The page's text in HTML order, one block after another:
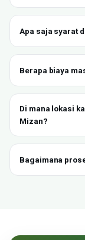
Apa saja syarat
Berapa biaya
Di mana lokasi
Mizan?
Bagaimana